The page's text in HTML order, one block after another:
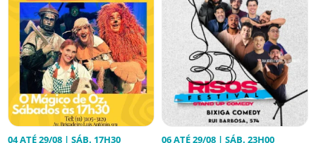
04 ATÉ 29/08 | SÁB. 17H30 06 ATÉ 29/08 | SÁB. 23H00